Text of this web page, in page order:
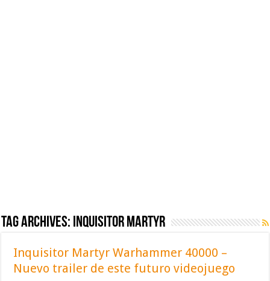
Tag Archives: inquisitor martyr
Inquisitor Martyr Warhammer 40000 –
Nuevo trailer de este futuro videojuego